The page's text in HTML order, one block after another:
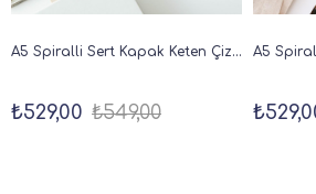
A5 Spiralli Sert Kapak Keten Çizgili Tarihsiz Not Defteri Pembe
₺529,00 ₺549,00